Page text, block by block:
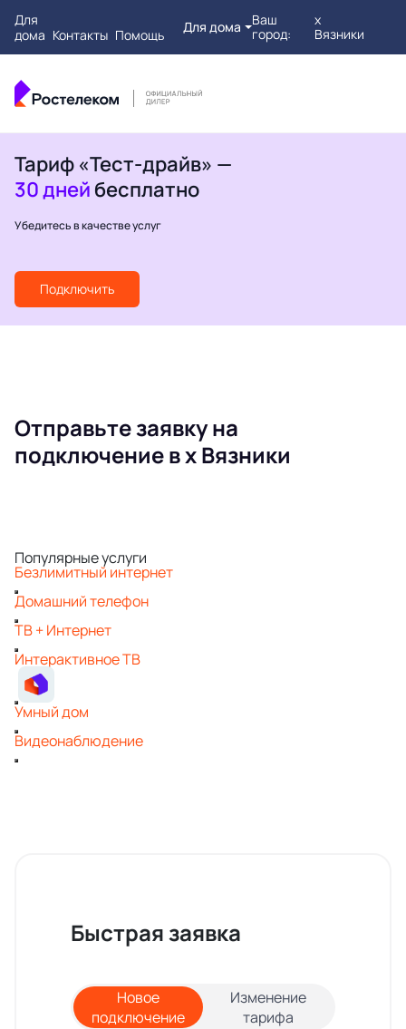
Для
дома Контакты Помощь Для дома
Ваш
город:
х
Вязники
Тариф «Тест-драйв» —
30 дней бесплатно
Убедитесь в качестве услуг
Подключить
Отправьте заявку на
подключение в х Вязники
Популярные услуги
Безлимитный интернет
Домашний телефон
ТВ + Интернет
Интерактивное ТВ
Умный дом
Видеонаблюдение
Быстрая заявка
Новое
подключение
Изменение
тарифа